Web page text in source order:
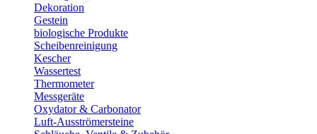
Dekoration
Gestein
biologische Produkte
Scheibenreinigung
Kescher
Wassertest
Thermometer
Messgeräte
Oxydator & Carbonator
Luft-Ausströmersteine